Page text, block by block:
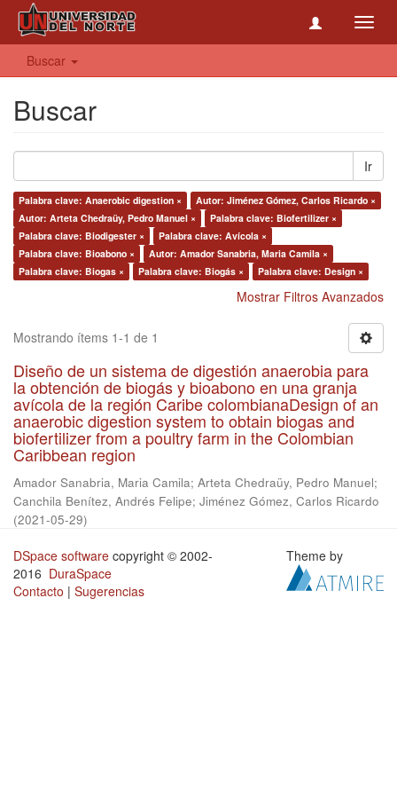
Buscar
Buscar
Ir
Palabra clave: Anaerobic digestion ×
Autor: Jiménez Gómez, Carlos Ricardo ×
Autor: Arteta Chedraüy, Pedro Manuel ×
Palabra clave: Biofertilizer ×
Palabra clave: Biodigester ×
Palabra clave: Avícola ×
Palabra clave: Bioabono ×
Autor: Amador Sanabria, Maria Camila ×
Palabra clave: Biogas ×
Palabra clave: Biogás × Palabra clave: Design ×
Mostrar Filtros Avanzados
Mostrando ítems 1-1 de 1
Diseño de un sistema de digestión anaerobia para
la obtención de biogás y bioabono en una granja
avícola de la región Caribe colombianaDesign of an
anaerobic digestion system to obtain biogas and
biofertilizer from a poultry farm in the Colombian
Caribbean region
Amador Sanabria, Maria Camila; Arteta Chedraüy, Pedro Manuel;
Canchila Benítez, Andrés Felipe; Jiménez Gómez, Carlos Ricardo
(2021-05-29)
DSpace software copyright © 2002-
2016 DuraSpace
Contacto | Sugerencias
Theme by